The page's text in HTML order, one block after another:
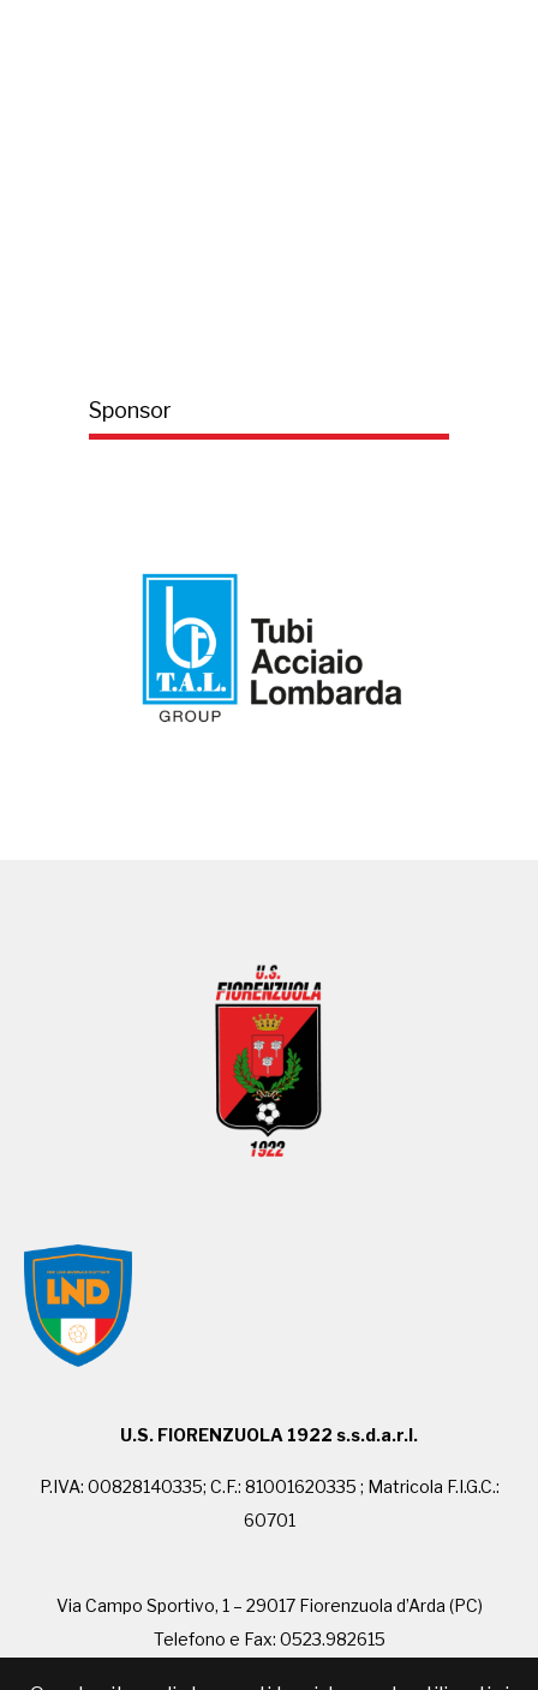
Sponsor
U.S. FIORENZUOLA 1922 s.s.d.a.r.l.
P.IVA: 00828140335; C.F.: 81001620335 ; Matricola F.I.G.C.:
60701
Via Campo Sportivo, 1 – 29017 Fiorenzuola d’Arda (PC)
Telefono e Fax: 0523.982615